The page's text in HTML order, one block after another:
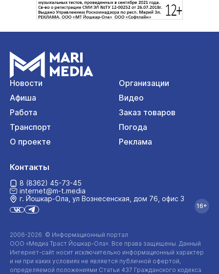
Новости
Организации
Афиша
Видео
Работа
Заказ товаров
Транспорт
Погода
О проекте
Реклама
2006-2026 © Информационный портал
ООО «Медиа Траст Йошкар-Ола». Все права защищены. Данный
Интернет-сайт носит исключительно информационный характер
и ни при каких условиях не является публичной офертой,
определяемой положениями Статьи 437 Гражданского кодекса
Контакты
8 (8362) 45-73-45
internet@m-t.media
г. Йошкар‑Ола, ул Вознесенская, дом 76, офис 3
16+